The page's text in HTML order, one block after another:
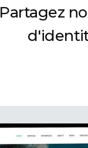
Partagez